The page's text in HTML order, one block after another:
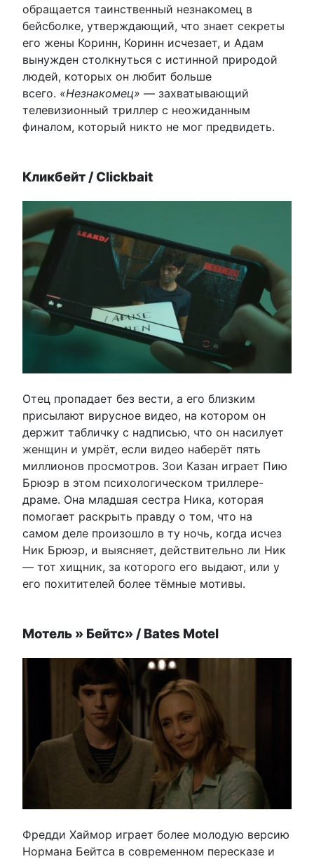
обращается таинственный незнакомец в
бейсболке, утверждающий, что знает секреты
его жены Коринн, Коринн исчезает, и Адам
вынужден столкнуться с истинной природой
людей, которых он любит больше
всего. «Незнакомец» — захватывающий
телевизионный триллер с неожиданным
финалом, который никто не мог предвидеть.
Кликбейт / Clickbait
Отец пропадает без вести, а его близким
присылают вирусное видео, на котором он
держит табличку с надписью, что он насилует
женщин и умрёт, если видео наберёт пять
миллионов просмотров. Зои Казан играет Пию
Брюэр в этом психологическом триллере-
драме. Она младшая сестра Ника, которая
помогает раскрыть правду о том, что на
самом деле произошло в ту ночь, когда исчез
Ник Брюэр, и выясняет, действительно ли Ник
— тот хищник, за которого его выдают, или у
его похитителей более тёмные мотивы.
Мотель » Бейтс» / Bates Motel
Фредди Хаймор играет более молодую версию
Нормана Бейтса в современном пересказе и